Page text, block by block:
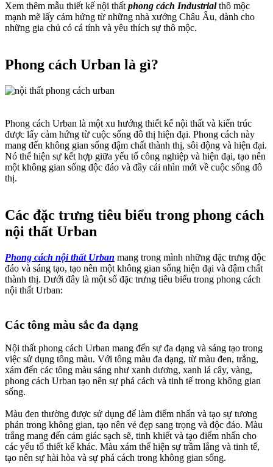
Xem thêm mẫu thiết kế nội thất phong cách Industrialthô mộc
mạnh mẽ lấy cảm hứng từ những nhà xưởng Châu Âu, dành cho
những gia chủ có cá tính và yêu thích sự thô mộc.
Phong cách Urban là gì?​
Phong cách Urban là một xu hướng thiết kế nội thất và kiến trúc
được lấy cảm hứng từ cuộc sống đô thị hiện đại. Phong cách này
mang đến không gian sống đậm chất thành thị, sôi động và hiện đại.
Nó thể hiện sự kết hợp giữa yếu tố công nghiệp và hiện đại, tạo nên
một không gian sống độc đáo và đầy cái nhìn mới về cuộc sống đô
thị.
Các đặc trưng tiêu biểu trong phong cách
nội thất Urban​
Phong cách nội thất Urban mang trong mình những đặc trưng độc
đáo và sáng tạo, tạo nên một không gian sống hiện đại và đậm chất
thành thị. Dưới đây là một số đặc trưng tiêu biểu trong phong cách
nội thất Urban:
Các tông màu sắc đa dạng​
Nội thất phong cách Urban mang đến sự đa dạng và sáng tạo trong
việc sử dụng tông màu. Với tông màu đa dạng, từ màu đen, trắng,
xám đến các tông màu sáng như xanh dương, xanh lá cây, vàng,
phong cách Urban tạo nên sự phá cách và tinh tế trong không gian
sống.
Màu đen thường được sử dụng để làm điểm nhấn và tạo sự tương
phản trong không gian, tạo nên vẻ đẹp sang trọng và độc đáo. Màu
trắng mang đến cảm giác sạch sẽ, tinh khiết và tạo điểm nhấn cho
các yếu tố thiết kế khác. Màu xám thể hiện sự trầm lắng và tinh tế,
tạo nên sự hài hòa và sự phá cách trong không gian sống.